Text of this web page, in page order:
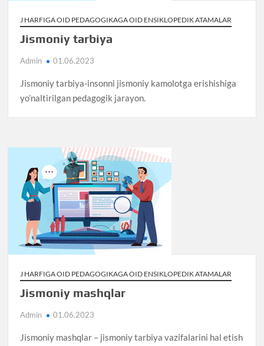
J HARFIGA OID PEDAGOGIKAGA OID ENSIKLOPEDIK ATAMALAR
Jismoniy tarbiya
Admin 01.06.2023
Jismoniy tarbiya-insonni jismoniy kamolotga erishishiga
yo’naltirilgan pedagogik jarayon.
J HARFIGA OID PEDAGOGIKAGA OID ENSIKLOPEDIK ATAMALAR
Jismoniy mashqlar
Admin 01.06.2023
Jismoniy mashqlar – jismoniy tarbiya vazifalarini hal etish